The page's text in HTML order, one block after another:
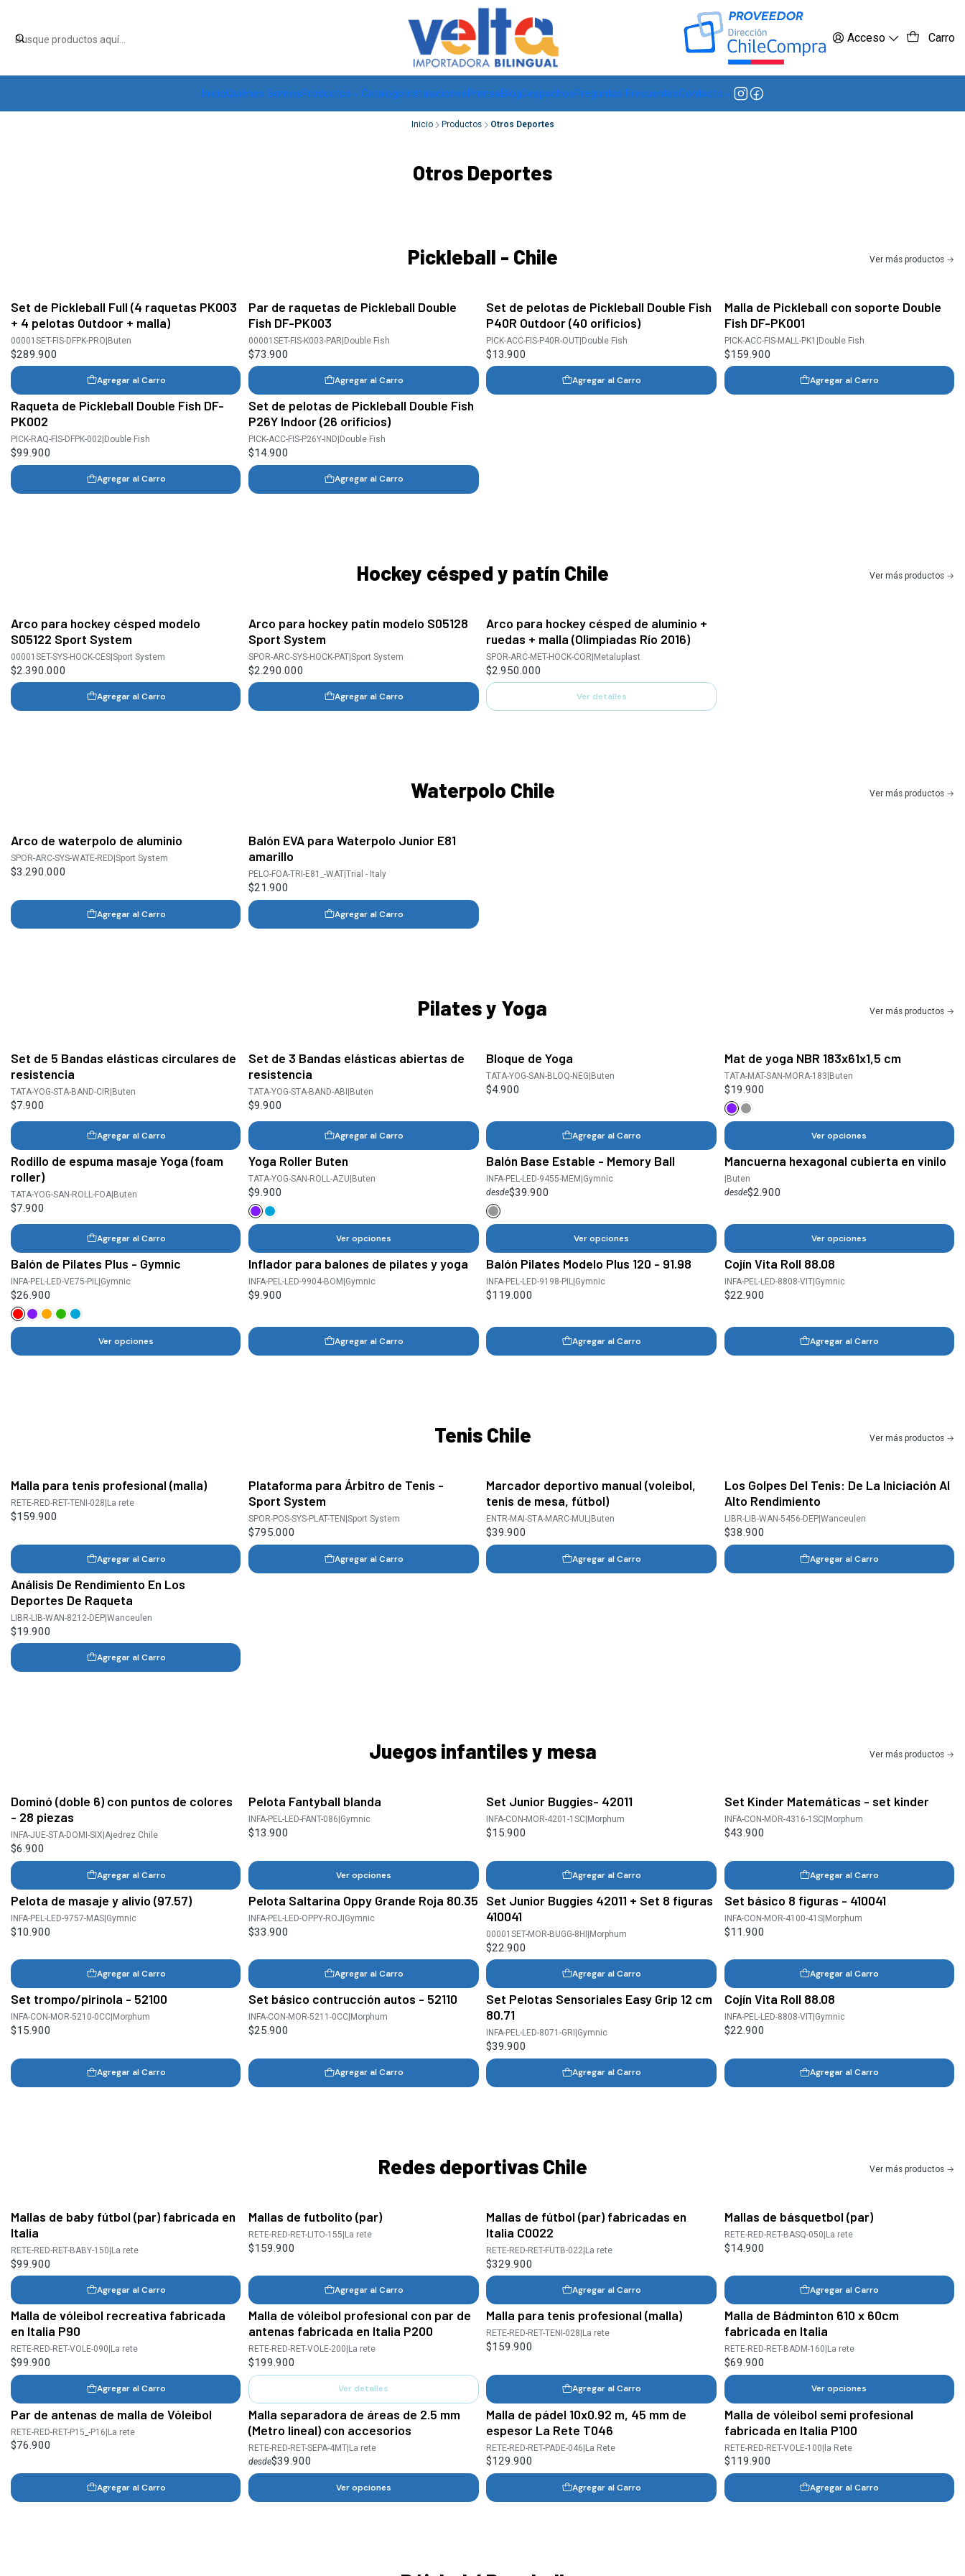
Acceso Carro
InicioQuiénes SomosProductos CatalogoInstalacionesPrensaBlogDespachosPreguntas FrecuentesContacto
Envíos a todo Chile, RM de 1 a 3 días hábiles, regiones -
Inicio Productos Otros Deportes
Otros Deportes
Pickleball - Chile Ver más productos
Set de Pickleball Full (4 raquetas PK003
+ 4 pelotas Outdoor + malla)
00001SET-FIS-DFPK-PRO|Buten
$289.900
Agregar al Carro
Par de raquetas de Pickleball Double
Fish DF-PK003
00001SET-FIS-K003-PAR|Double Fish
$73.900
Agregar al Carro
Set de pelotas de Pickleball Double Fish
P40R Outdoor (40 orificios)
PICK-ACC-FIS-P40R-OUT|Double Fish
$13.900
Agregar al Carro
Malla de Pickleball con soporte Double
Fish DF-PK001
PICK-ACC-FIS-MALL-PK1 |Double Fish
$159.900
Agregar al Carro
Raqueta de Pickleball Double Fish DF-
PK002
PICK-RAQ-FIS-DFPK-002| Double Fish
$99.900
Agregar al Carro
Set de pelotas de Pickleball Double Fish
P26Y Indoor (26 orificios)
PICK-ACC-FIS-P26Y-IND Double Fish
$14.900
Agregar al Carro
Hockey césped y patín Chile Ver más productos
Arco para hockey césped modelo
S05122 Sport System
00001SET-SYS-HOCK-CES|Sport System
$2.390.000
Agregar al Carro
Arco para hockey patín modelo S05128
Sport System
SPOR-ARC-SYS-HOCK-PAT|Sport System
$2.290.000
Agregar al Carro
Agotado
Arco para hockey césped de aluminio +
ruedas + malla (Olimpiadas Río 2016)
SPOR-ARC-MET-HOCK-COR|Metaluplast
$2.950.000
Ver detalles
Waterpolo Chile Ver más productos
Arco de waterpolo de aluminio
SPOR-ARC-SYS-WATE-RED Sport System
$3.290.000
Agregar al Carro
Balón EVA para Waterpolo Junior E81
amarillo
PELO-FOA-TRI-E81_-WAT| Trial - Italy
$21.900
Agregar al Carro
Pilates y Yoga Ver más productos
Set de 5 Bandas elásticas circulares de
resistencia
TATA-YOG-STA-BAND-CIR Buten
$7.900
Agregar al Carro
Set de 3 Bandas elásticas abiertas de
resistencia
TATA-YOG-STA-BAND-ABI Buten
$9.900
Agregar al Carro
Bloque de Yoga
TATA-YOG-SAN-BLOQ-NEG Buten
$4.900
Agregar al Carro
Mat de yoga NBR 183x61x1,5 cm
TATA-MAT-SAN-MORA-183 Buten
$19.900
Ver opciones
Rodillo de espuma masaje Yoga (foam
roller)
TATA-YOG-SAN-ROLL-FOA| Buten
$7.900
Agregar al Carro
Yoga Roller Buten
TATA-YOG-SAN-ROLL-AZU Buten
$9.900
Ver opciones
Balón Base Estable - Memory Ball
INFA-PEL-LED-9455-MEM Gymnic
desde$39.900
Ver opciones
Mancuerna hexagonal cubierta en vinilo
Buten
desde$2.900
Ver opciones
Balón de Pilates Plus - Gymnic
INFA-PEL-LED-VE75-PIL| Gymnic
$26.900
Ver opciones
Inflador para balones de pilates y yoga
INFA-PEL-LED-9904-BOM Gymnic
$9.900
Agregar al Carro
Balón Pilates Modelo Plus 120 - 91.98
INFA-PEL-LED-9198-PIL Gymnic
$119.000
Agregar al Carro
Cojín Vita Roll 88.08
INFA-PEL-LED-8808-VIT| Gymnic
$22.900
Agregar al Carro
Tenis Chile Ver más productos
Malla para tenis profesional (malla)
RETE-RED-RET-TENI-028 La rete
$159.900
Agregar al Carro
Plataforma para Árbitro de Tenis -
Sport System
SPOR-POS-SYS-PLAT-TEN Sport System
$795.000
Agregar al Carro
Marcador deportivo manual (voleibol,
tenis de mesa, fútbol)
ENTR-MAI-STA-MARC-MUL Buten
$39.900
Agregar al Carro
Los Golpes Del Tenis: De La Iniciación Al
Alto Rendimiento
LIBR-LIB-WAN-5456-DEP| Wanceulen
$38.900
Agregar al Carro
Análisis De Rendimiento En Los
Deportes De Raqueta
LIBR-LIB-WAN-8212-DEP|Wanceulen
$19.900
Agregar al Carro
Juegos infantiles y mesa Ver más productos
Dominó (doble 6) con puntos de colores
- 28 piezas
INFA-JUE-STA-DOMI-SIX Ajedrez Chile
$6.900
Agregar al Carro
Pelota Fantyball blanda
INFA-PEL-LED-FANT-086 Gymnic
$13.900
Ver opciones
Set Junior Buggies- 42011
INFA-CON-MOR-4201-1SC Morphum
$15.900
Agregar al Carro
Set Kinder Matemáticas - set kinder
INFA-CON-MOR-4316-1SC| Morphum
$43.900
Agregar al Carro
Pelota de masaje y alivio (97.57)
INFA-PEL-LED-9757-MAS|Gymnic
$10.900
Agregar al Carro
Pelota Saltarina Oppy Grande Roja 80.35
INFA-PEL-LED-OPPY-ROJ|Gymnic
$33.900
Agregar al Carro
Set Junior Buggies 42011 + Set 8 figuras
410041
00001SET-MOR-BUGG-8HI|Morphum
$22.900
Agregar al Carro
Set básico 8 figuras - 410041
INFA-CON-MOR-4100-41S|Morphum
$11.900
Agregar al Carro
Set trompo/pirinola - 52100
INFA-CON-MOR-5210-0CC| Morphum
$15.900
Agregar al Carro
Set básico contrucción autos - 52110
INFA-CON-MOR-5211-0CC| Morphum
$25.900
Agregar al Carro
Set Pelotas Sensoriales Easy Grip 12 cm
80.71
INFA-PEL-LED-8071-GRI Gymnic
$39.900
Agregar al Carro
Cojín Vita Roll 88.08
INFA-PEL-LED-8808-VIT| Gymnic
$22.900
Agregar al Carro
Redes deportivas Chile Ver más productos
Mallas de baby fútbol (par) fabricada en
Italia
RETE-RED-RET-BABY-150|La rete
$99.900
Agregar al Carro
Mallas de futbolito (par)
RETE-RED-RET-LITO-155|La rete
$159.900
Agregar al Carro
Mallas de fútbol (par) fabricadas en
Italia C0022
RETE-RED-RET-FUTB-022|La rete
$329.900
Agregar al Carro
Mallas de básquetbol (par)
RETE-RED-RET-BASQ-050|La rete
$14.900
Agregar al Carro
Malla de vóleibol recreativa fabricada
en Italia P90
RETE-RED-RET-VOLE-090 La rete
$99.900
Agregar al Carro
Agotado
Malla de vóleibol profesional con par de
antenas fabricada en Italia P200
RETE-RED-RET-VOLE-200 La rete
$199.900
Ver detalles
Malla para tenis profesional (malla)
RETE-RED-RET-TENI-028 La rete
$159.900
Agregar al Carro
Malla de Bádminton 610 x 60cm
fabricada en Italia
RETE-RED-RET-BADM-160 La rete
$69.900
Ver opciones
Par de antenas de malla de Vóleibol
RETE-RED-RET-P15_-P16|La rete
$76.900
Agregar al Carro
Malla separadora de áreas de 2.5 mm
(Metro lineal) con accesorios
RETE-RED-RET-SEPA-4MT|La rete
desde$39.900
Ver opciones
Malla de pádel 10x0.92 m, 45 mm de
espesor La Rete T046
RETE-RED-RET-PADE-046|La Rete
$129.900
Agregar al Carro
Malla de vóleibol semi profesional
fabricada en Italia P100
RETE-RED-RET-VOLE-100| la Rete
$119.900
Agregar al Carro